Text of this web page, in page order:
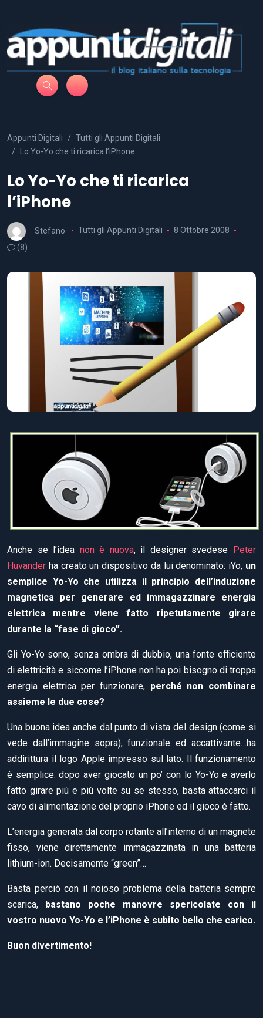
Appunti Digitali
Tutti gli Appunti Digitali
Lo Yo-Yo che ti ricarica l’iPhone
Lo Yo-Yo che ti ricarica
l’iPhone
Stefano Tutti gli Appunti Digitali
8 Ottobre 2008
(8)
Anche se l’idea non è nuova, il designer svedese Peter
Huvander ha creato un dispositivo da lui denominato: iYo, un
semplice Yo-Yo che utilizza il principio dell’induzione
magnetica per generare ed immagazzinare energia
elettrica mentre viene fatto ripetutamente girare
durante la “fase di gioco”.
Gli Yo-Yo sono, senza ombra di dubbio, una fonte efficiente
di elettricità e siccome l’iPhone non ha poi bisogno di troppa
energia elettrica per funzionare, perché non combinare
assieme le due cose?
Una buona idea anche dal punto di vista del design (come si
vede dall’immagine sopra), funzionale ed accattivante…ha
addirittura il logo Apple impresso sul lato. Il funzionamento
è semplice: dopo aver giocato un po’ con lo Yo-Yo e averlo
fatto girare più e più volte su se stesso, basta attaccarci il
cavo di alimentazione del proprio iPhone ed il gioco è fatto.
L’energia generata dal corpo rotante all’interno di un magnete
fisso, viene direttamente immagazzinata in una batteria
lithium-ion. Decisamente “green”…
Basta perciò con il noioso problema della batteria sempre
scarica, bastano poche manovre spericolate con il
vostro nuovo Yo-Yo e l’iPhone è subito bello che carico.
Buon divertimento!